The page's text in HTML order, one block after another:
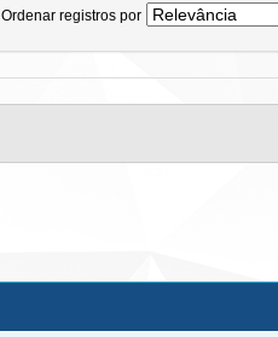
Ordenar registros por